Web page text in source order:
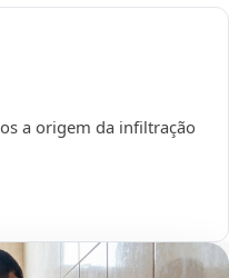
a origem da infiltração